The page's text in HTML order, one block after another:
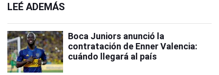
LEÉ ADEMÁS
Boca Juniors anunció la
contratación de Enner Valencia:
cuándo llegará al país